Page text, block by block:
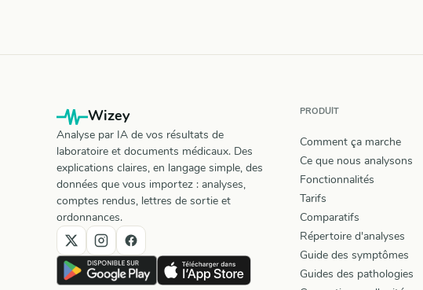
Wizey
Analyse par IA de vos résultats de
laboratoire et documents médicaux. Des
explications claires, en langage simple, des
données que vous importez : analyses,
comptes rendus, lettres de sortie et
ordonnances.
PRODUIT
Comment ça marche
Ce que nous analysons
Fonctionnalités
Tarifs
Comparatifs
Répertoire d'analyses
Guide des symptômes
Guides des pathologies